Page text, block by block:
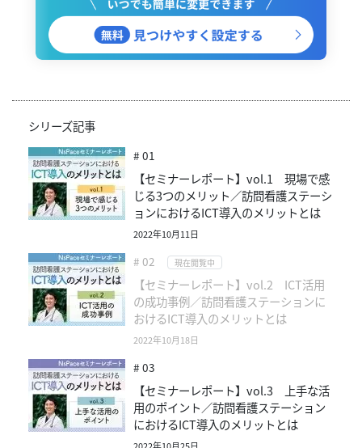
シリーズ記事
# 01
【セミナーレポート】vol.1 現場で感
じる3つのメリット／訪問看護ステーシ
ョンにおけるICT導入のメリットとは
2022年10月11日
# 02 現在閲覧中
【セミナーレポート】vol.2 ICT活用
の成功事例／訪問看護ステーションに
おけるICT導入のメリットとは
2022年10月18日
# 03
【セミナーレポート】vol.3 上手な活
用のポイント／訪問看護ステーション
におけるICT導入のメリットとは